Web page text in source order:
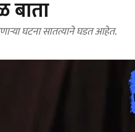
घटना सातत्याने घडत आहेत.